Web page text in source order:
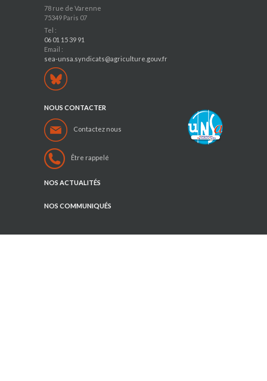
78 rue de Varenne
75349 Paris 07
Tel :
06 01 15 39 91
Email :
sea-unsa.syndicats@agriculture.gouv.fr
NOUS CONTACTER
Contactez nous
Être rappelé
NOS ACTUALITÉS
NOS COMMUNIQUÉS